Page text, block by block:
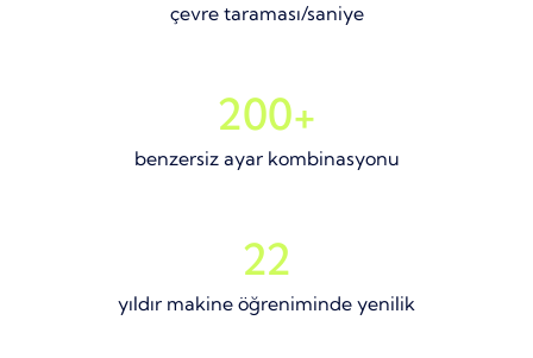
çevre taraması/saniye
200+
benzersiz ayar kombinasyonu
22
yıldır makine öğreniminde yenilik